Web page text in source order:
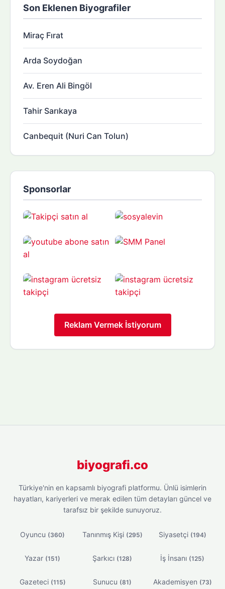
Son Eklenen Biyografiler
Miraç Fırat
Arda Soydoğan
Av. Eren Ali Bingöl
Tahir Sarıkaya
Canbequit (Nuri Can Tolun)
Sponsorlar
Reklam Vermek İstiyorum
biyografi.co
Türkiye'nin en kapsamlı biyografi platformu. Ünlü isimlerin
hayatları, kariyerleri ve merak edilen tüm detayları güncel ve
tarafsız bir şekilde sunuyoruz.
Oyuncu (360) Tanınmış Kişi (295) Siyasetçi (194)
Yazar (151) Şarkıcı (128) İş İnsanı (125)
Gazeteci (115) Sunucu (81) Akademisyen (73)